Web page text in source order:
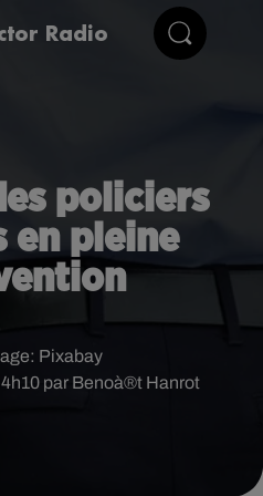
Radio
policiers
en pleine
par Benoà®t Hanrot
Pixabay